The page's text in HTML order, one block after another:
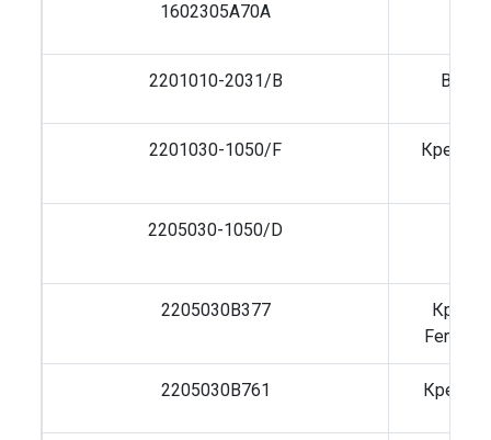
1602305A70A
2201010-2031/B Вал
2201030-1050/F
2205030-1050/D
2205030B377
Feng/
2205030B761